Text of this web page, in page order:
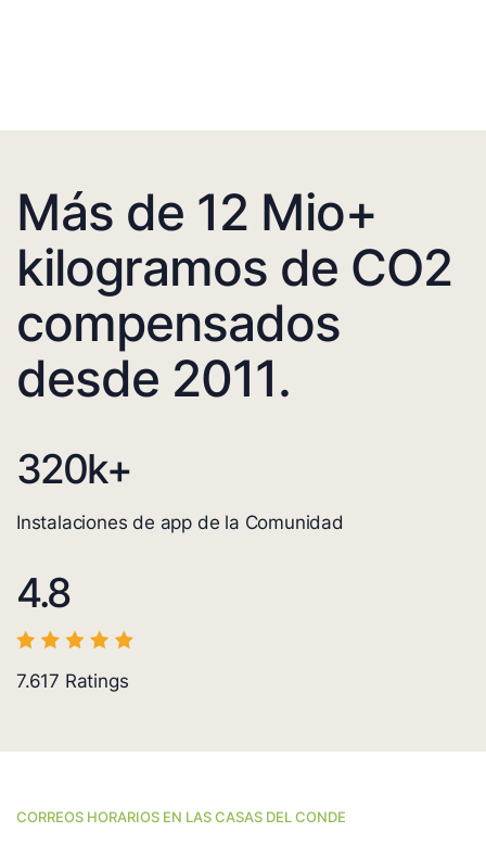
Más de 12 Mio+
kilogramos de CO2
compensados
desde 2011.
320k+
Instalaciones de app de la Comunidad
4.8
7.617 Ratings
CORREOS HORARIOS EN LAS CASAS DEL CONDE